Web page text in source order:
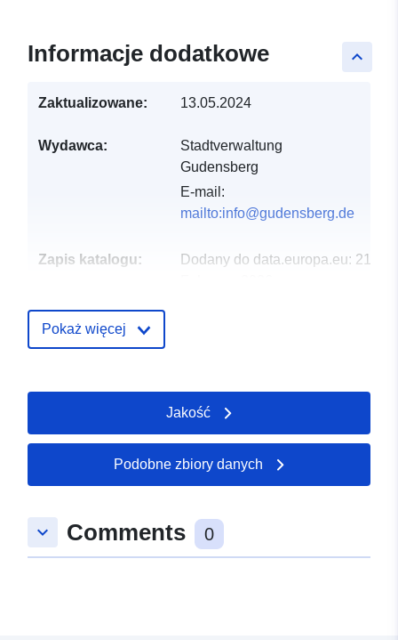
keyboard_arrow_up
Informacje dodatkowe
Zaktualizowane: 13.05.2024
Wydawca:
Stadtverwaltung
Gudensberg
E-mail:
mailto:info@gudensberg.de
Zapis katalogu: Dodany do data.europa.eu: 21
51.1777 ], [ 9.36919,
51.1777 ], [ 9.36919,
51.1758 ], [ 9.36596,
51.1758 ], [ 9.36596,
uriRef:
http://data.europa.eu/88u/dataset/
Pokaż więcej
Jakość
Podobne zbiory danych
keyboard_arrow_down Comments 0